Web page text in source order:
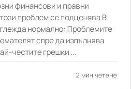
финансови и правни
проблем се подценява В
нормално: Проблемите
спре да изпълнява
честите грешки ...
2 мин четене